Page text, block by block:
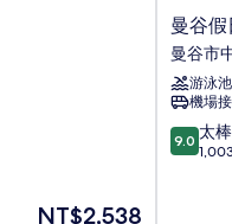
現
NT$2,538
曼
谷
假
日
飯
店
IHG
曼谷
曼谷市
游泳池
機場
9.0
分，
9.0 太